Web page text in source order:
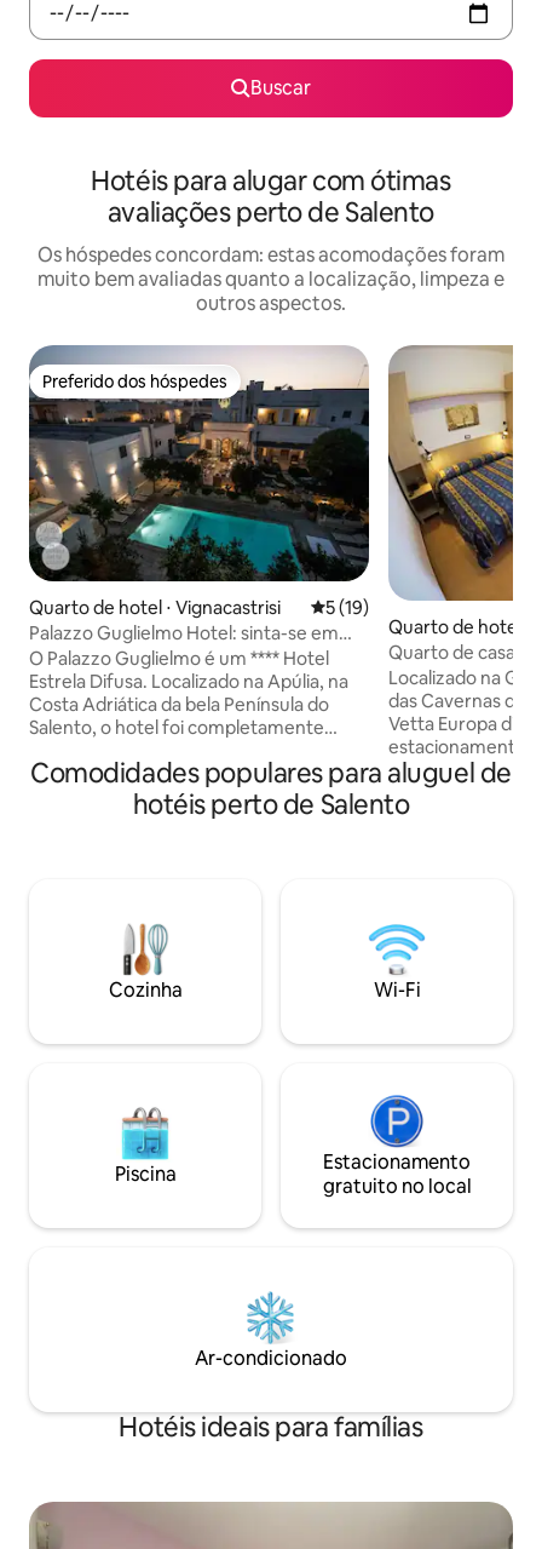
Buscar
Hotéis para alugar com ótimas
avaliações perto de Salento
Os hóspedes concordam: estas acomodações foram
muito bem avaliadas quanto a localização, limpeza e
outros aspectos.
Preferido dos hóspedes
Preferido dos hóspedes
Quarto de hotel ⋅ Vignacastrisi 5 de uma avaliação média
5 (19)
Palazzo Guglielmo Hotel: sinta-se em
casa
O Palazzo Guglielmo é um **** Hotel
Estrela Difusa. Localizado na Apúlia, na
Costa Adriática da bela Península do
Salento, o hotel foi completamente
Residência Histórica, situada na praça
principal de uma pacífica vila,
Vignacastrisi, a apenas 3 km da costa e
Piscina, Spa, Bicicletas grátis,
Degustação de vinhos, Aulas de culinária
Quarto de hotel ⋅
stellana
Quarto de casal
Localizado na
das Cavernas de
Vetta Europa
estacionamento
salão partilhado e
de 3 estrelas
bagagens. Os
privativo. Como hóspedes do Hotel La
Vetta Europa,
um café da
Comodidades populares para aluguel de
hotéis perto de Salento
Cozinha Wi-Fi
Piscina
Estacionamento
gratuito no local
Ar-condicionado
Hotéis ideais para famílias